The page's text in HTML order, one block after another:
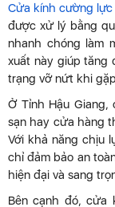
Cửa kính cường lực
được xử lý bằng
nhanh chóng làm
xuất này giúp tăng
trạng vỡ nứt khi
Ở Tỉnh Hậu
sạn hay cửa hàng
Với khả năng chịu
chỉ đảm bảo an
hiện đại và sang
Bên cạnh đó, cửa